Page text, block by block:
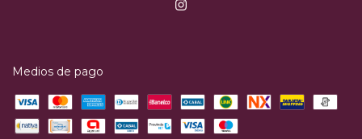
Medios de pago